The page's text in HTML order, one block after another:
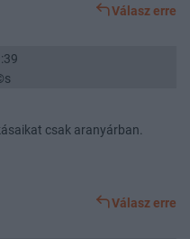
Válasz erre
csak aranyárban.
Válasz erre